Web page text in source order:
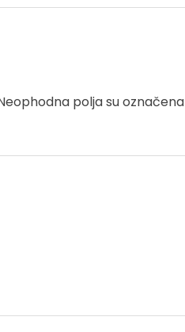
polja su označena